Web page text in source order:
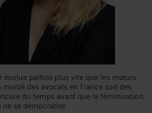
évolue parfois plus vite que les mœurs.
des avocats en France soit des
du temps avant que la féminisation
se démocratise.